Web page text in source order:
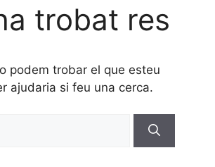
trobat res
podem trobar el que esteu
ajudaria si feu una cerca.